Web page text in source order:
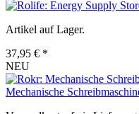
Artikel auf Lager.
37,95 € *
NEU
Mechanische